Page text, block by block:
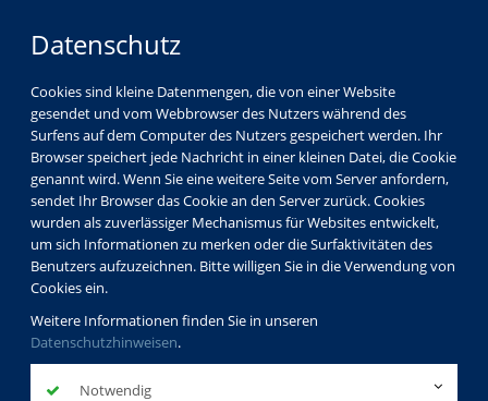
Datenschutz
Cookies sind kleine Datenmengen, die von einer Website
gesendet und vom Webbrowser des Nutzers während des
Surfens auf dem Computer des Nutzers gespeichert werden. Ihr
Browser speichert jede Nachricht in einer kleinen Datei, die Cookie
genannt wird. Wenn Sie eine weitere Seite vom Server anfordern,
sendet Ihr Browser das Cookie an den Server zurück. Cookies
wurden als zuverlässiger Mechanismus für Websites entwickelt,
um sich Informationen zu merken oder die Surfaktivitäten des
Benutzers aufzuzeichnen. Bitte willigen Sie in die Verwendung von
Cookies ein.
Weitere Informationen finden Sie in unseren
Datenschutzhinweisen.
Notwendig